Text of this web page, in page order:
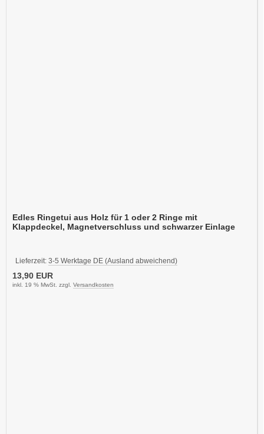
Edles Ringetui aus Holz für 1 oder 2 Ringe mit
Klappdeckel, Magnetverschluss und schwarzer Einlage
Lieferzeit: 3-5 Werktage DE (Ausland abweichend)
13,90 EUR
inkl. 19 % MwSt. zzgl. Versandkosten